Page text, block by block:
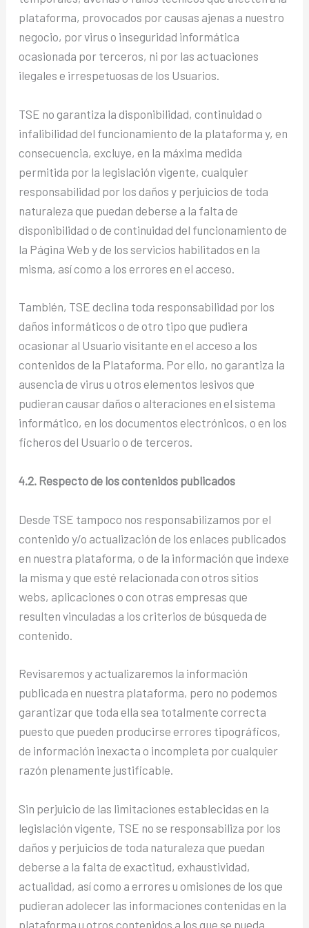
plataforma, provocados por causas ajenas a nuestro
negocio, por virus o inseguridad informática
ocasionada por terceros, ni por las actuaciones
ilegales e irrespetuosas de los Usuarios.
TSE no garantiza la disponibilidad, continuidad o
infalibilidad del funcionamiento de la plataforma y, en
consecuencia, excluye, en la máxima medida
permitida por la legislación vigente, cualquier
responsabilidad por los daños y perjuicios de toda
naturaleza que puedan deberse a la falta de
disponibilidad o de continuidad del funcionamiento de
la Página Web y de los servicios habilitados en la
misma, así como a los errores en el acceso.
También, TSE declina toda responsabilidad por los
daños informáticos o de otro tipo que pudiera
ocasionar al Usuario visitante en el acceso a los
contenidos de la Plataforma. Por ello, no garantiza la
ausencia de virus u otros elementos lesivos que
pudieran causar daños o alteraciones en el sistema
informático, en los documentos electrónicos, o en los
ficheros del Usuario o de terceros.
4.2. Respecto de los contenidos publicados
Desde TSE tampoco nos responsabilizamos por el
contenido y/o actualización de los enlaces publicados
en nuestra plataforma, o de la información que indexe
la misma y que esté relacionada con otros sitios
webs, aplicaciones o con otras empresas que
resulten vinculadas a los criterios de búsqueda de
contenido.
Revisaremos y actualizaremos la información
publicada en nuestra plataforma, pero no podemos
garantizar que toda ella sea totalmente correcta
puesto que pueden producirse errores tipográficos,
de información inexacta o incompleta por cualquier
razón plenamente justificable.
Sin perjuicio de las limitaciones establecidas en la
legislación vigente, TSE no se responsabiliza por los
daños y perjuicios de toda naturaleza que puedan
deberse a la falta de exactitud, exhaustividad,
actualidad, así como a errores u omisiones de los que
pudieran adolecer las informaciones contenidas en la
plataforma u otros contenidos a los que se pueda